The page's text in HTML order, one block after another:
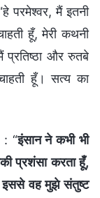
परमेश्वर, मैं इतनी
हूँ, मेरी कथनी
और रुतबे
हूँ। सत्य का
: “इंसान ने कभी भी
प्रशंसा करता हूँ,
वह मुझे संतुष्ट